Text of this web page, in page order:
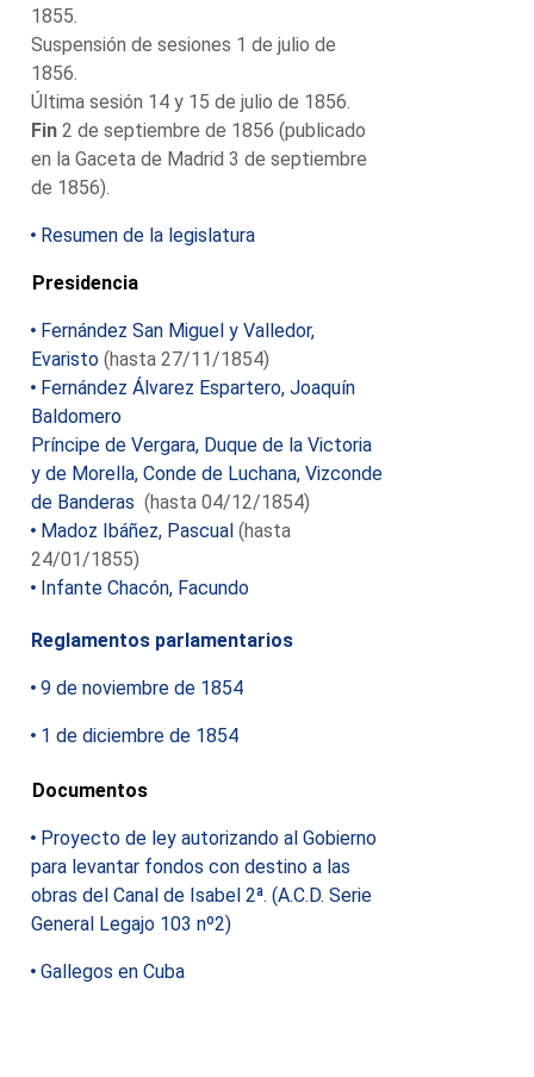
1855.
Suspensión de sesiones 1 de julio de
1856.
Última sesión 14 y 15 de julio de 1856.
Fin 2 de septiembre de 1856 (publicado
en la Gaceta de Madrid 3 de septiembre
de 1856).
Resumen de la legislatura
Presidencia
Fernández San Miguel y Valledor,
Evaristo (hasta 27/11/1854)
Fernández Álvarez Espartero, Joaquín
Baldomero
Príncipe de Vergara, Duque de la Victoria
y de Morella, Conde de Luchana, Vizconde
de Banderas (hasta 04/12/1854)
Madoz Ibáñez, Pascual (hasta
24/01/1855)
Infante Chacón, Facundo
Reglamentos parlamentarios
9 de noviembre de 1854
1 de diciembre de 1854
Documentos
Proyecto de ley autorizando al Gobierno
para levantar fondos con destino a las
obras del Canal de Isabel 2ª. (A.C.D. Serie
General Legajo 103 nº2)
Gallegos en Cuba